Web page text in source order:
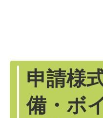
申請様
備・ボ